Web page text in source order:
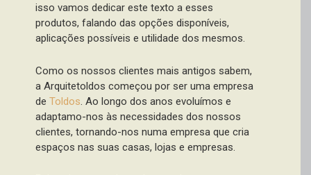
isso vamos dedicar este texto a esses
produtos, falando das opções disponíveis,
aplicações possíveis e utilidade dos mesmos.
Como os nossos clientes mais antigos sabem,
a Arquitetoldos começou por ser uma empresa
de Toldos. Ao longo dos anos evoluímos e
adaptamo-nos às necessidades dos nossos
clientes, tornando-nos numa empresa que cria
espaços nas suas casas, lojas e empresas.